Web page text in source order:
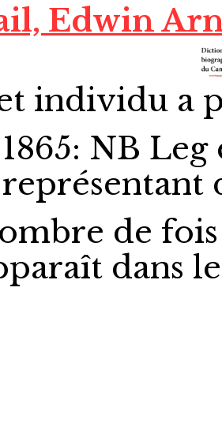
Edwin
individu a
1865: NB Leg
représentant
de
dans